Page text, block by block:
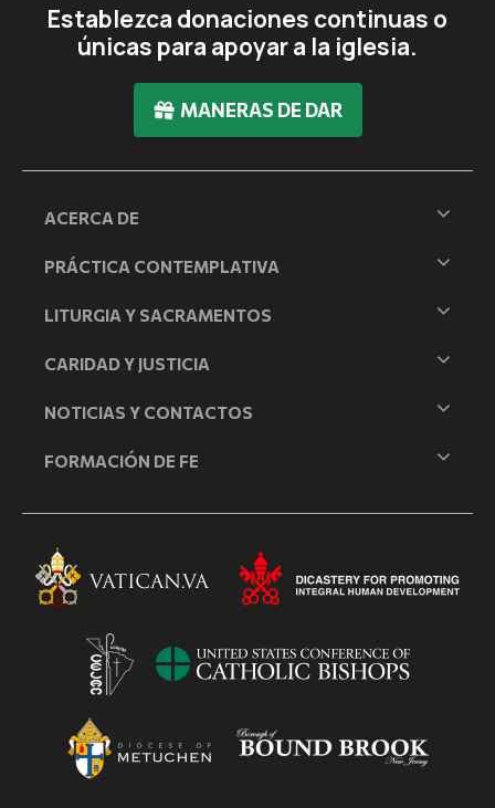
Establezca donaciones continuas o
únicas para apoyar a la iglesia.
MANERAS DE DAR
ACERCA DE
PRÁCTICA CONTEMPLATIVA
LITURGIA Y SACRAMENTOS
CARIDAD Y JUSTICIA
NOTICIAS Y CONTACTOS
FORMACIÓN DE FE